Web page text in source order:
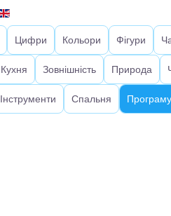
Цифри Кольори Фігури
Кухня Зовнішність Природа
Інструменти Спальня